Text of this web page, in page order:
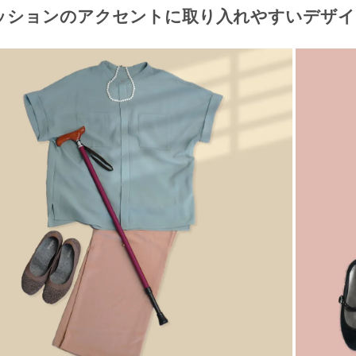
ションのアクセントに取り入れやすいデザ